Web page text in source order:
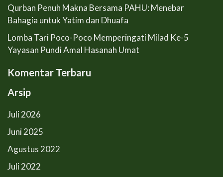
Qurban Penuh Makna Bersama PAHU: Menebar
Bahagia untuk Yatim dan Dhuafa
Lomba Tari Poco-Poco Memperingati Milad Ke-5
Yayasan Pundi Amal Hasanah Umat
Komentar Terbaru
Arsip
Juli 2026
Juni 2025
Agustus 2022
Juli 2022